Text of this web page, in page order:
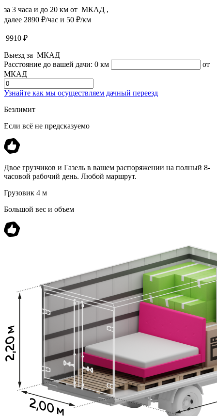
за 3 часа и до 20 км от МКАД ,
далее 2890 ₽/час и 50 ₽/км
9910 ₽
Выезд за МКАД
Расстояние до вашей дачи: 0 км
от
МКАД
Узнайте как мы осуществляем дачный переезд
Безлимит
Если всё не предсказуемо
Двое грузчиков и Газель в вашем распоряжении на полный 8-
часовой рабочий день. Любой маршрут.
Грузовик 4 м
Большой вес и объем